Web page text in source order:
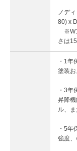
ノデ
80) x
さは
・1年
塗装
・3年
昇降
ル、
・5年
強度